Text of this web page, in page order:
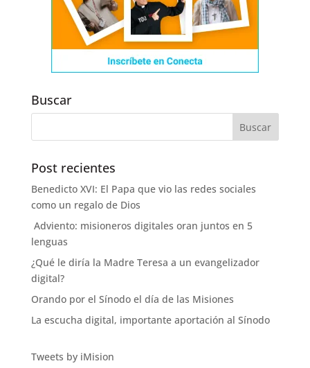
Buscar
Post recientes
Benedicto XVI: El Papa que vio las redes sociales
como un regalo de Dios
Adviento: misioneros digitales oran juntos en 5
lenguas
¿Qué le diría la Madre Teresa a un evangelizador
digital?
Orando por el Sínodo el día de las Misiones
La escucha digital, importante aportación al Sínodo
Tweets by iMision